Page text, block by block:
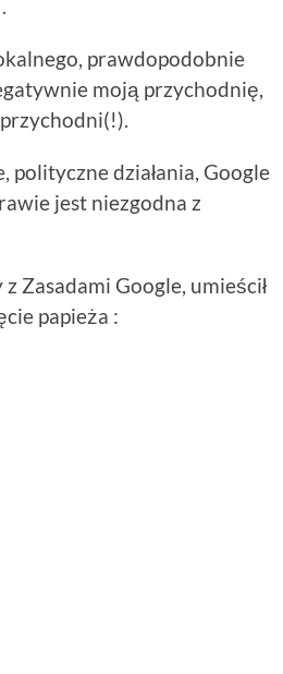
prawdopodobnie
moją przychodnię,
polityczne działania, Google
jest niezgodna z
Zasadami Google, umieścił
papieża :